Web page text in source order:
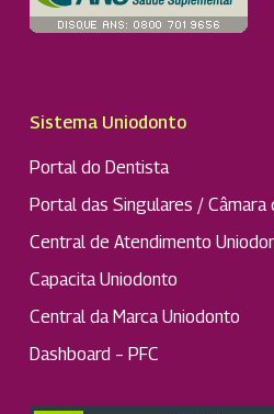
Sistema Uniodonto
Portal do Dentista
Portal das Singulares / Câmara
Central de Atendimento
Capacita Uniodonto
Central da Marca Uniodonto
Dashboard – PFC